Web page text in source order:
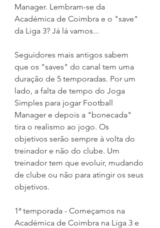
Manager. Lembram-se da
Académica de Coimbra e o "save"
da Liga 3? Já lá vamos...
Seguidores mais antigos sabem
que os "saves" do canal tem uma
duração de 5 temporadas. Por um
lado, a falta de tempo do Joga
Simples para jogar Football
Manager e depois a "bonecada"
tira o realismo ao jogo. Os
objetivos serão sempre à volta do
treinador e não do clube. Um
treinador tem que evoluir, mudando
de clube ou não para atingir os seus
objetivos.
1ª temporada - Começamos na
Académica de Coimbra na Liga 3 e